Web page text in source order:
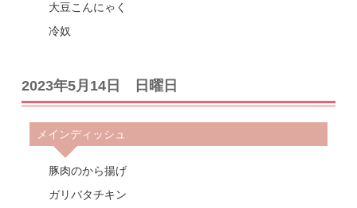
大豆こんにゃく
冷奴
2023年5月14日 日曜日
メインディッシュ
豚肉のから揚げ
ガリバタチキン